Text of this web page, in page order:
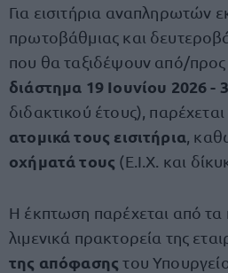
Για εισιτήρια αναπληρωτών
πρωτοβάθμιας και
που θα ταξιδέψουν από/
διάστημα 19 Ιουνίου 2026 -
διδακτικού έτους), παρέχεται
ατομικά τους εισιτήρια ,
οχήματά τους (Ε.Ι.Χ. και
Η έκπτωση παρέχεται από τα
λιμενικά πρακτορεία της
της απόφασης του